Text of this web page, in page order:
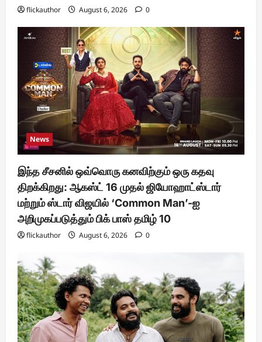
flickauthor August 6, 2026 0
News
இந்த சீசனில் ஒவ்வொரு கனவிற்கும் ஒரு கதவு
திறக்கிறது: ஆகஸ்ட் 16 முதல் ஜியோஹாட்ஸ்டார்
மற்றும் ஸ்டார் விஜயில் ‘Common Man’-ஐ
அறிமுகப்படுத்தும் பிக் பாஸ் தமிழ் 10
flickauthor August 6, 2026 0